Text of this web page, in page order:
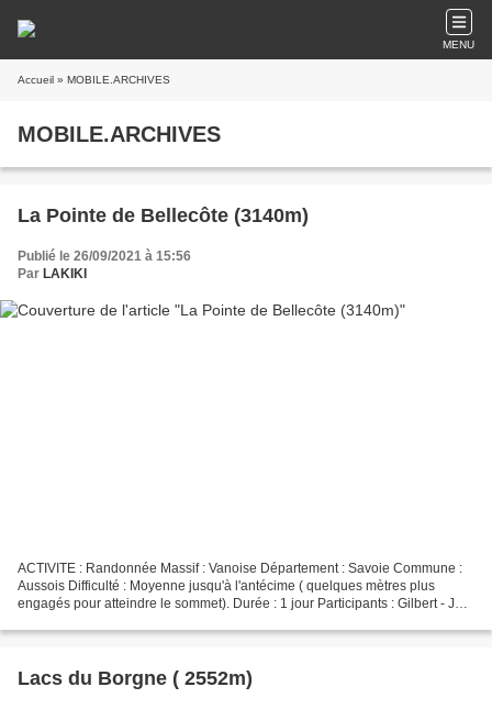
MENU
Accueil » MOBILE.ARCHIVES
MOBILE.ARCHIVES
La Pointe de Bellecôte (3140m)
Publié le 26/09/2021 à 15:56
Par LAKIKI
ACTIVITE : Randonnée Massif : Vanoise Département : Savoie Commune :
Aussois Difficulté : Moyenne jusqu'à l'antécime ( quelques mètres plus
engagés pour atteindre le sommet). Durée : 1 jour Participants : Gilbert - JLB
Lacs du Borgne ( 2552m)